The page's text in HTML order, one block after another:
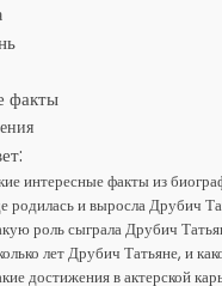
факты
интересные факты из
родилась и выросла Друбич
роль сыграла Друбич
лет Друбич Татьяне, и
достижения в актерской